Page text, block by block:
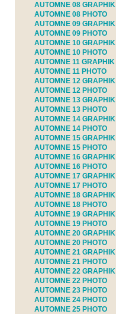
AUTOMNE 08 GRAPHIK
AUTOMNE 08 PHOTO
AUTOMNE 09 GRAPHIK
AUTOMNE 09 PHOTO
AUTOMNE 10 GRAPHIK
AUTOMNE 10 PHOTO
AUTOMNE 11 GRAPHIK
AUTOMNE 11 PHOTO
AUTOMNE 12 GRAPHIK
AUTOMNE 12 PHOTO
AUTOMNE 13 GRAPHIK
AUTOMNE 13 PHOTO
AUTOMNE 14 GRAPHIK
AUTOMNE 14 PHOTO
AUTOMNE 15 GRAPHIK
AUTOMNE 15 PHOTO
AUTOMNE 16 GRAPHIK
AUTOMNE 16 PHOTO
AUTOMNE 17 GRAPHIK
AUTOMNE 17 PHOTO
AUTOMNE 18 GRAPHIK
AUTOMNE 18 PHOTO
AUTOMNE 19 GRAPHIK
AUTOMNE 19 PHOTO
AUTOMNE 20 GRAPHIK
AUTOMNE 20 PHOTO
AUTOMNE 21 GRAPHIK
AUTOMNE 21 PHOTO
AUTOMNE 22 GRAPHIK
AUTOMNE 22 PHOTO
AUTOMNE 23 PHOTO
AUTOMNE 24 PHOTO
AUTOMNE 25 PHOTO